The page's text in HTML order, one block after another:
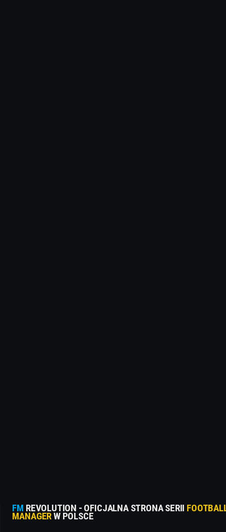
FM REVOLUTION - OFICJALNA STRONA SERII
MANAGERW POLSCE